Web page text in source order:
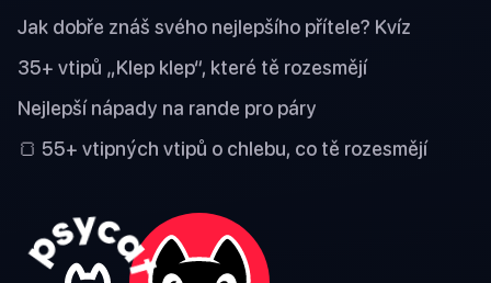
Jak dobře znáš svého nejlepšího přítele? Kvíz
35+ vtipů „Klep klep“, které tě rozesmějí
Nejlepší nápady na rande pro páry
🍞 55+ vtipných vtipů o chlebu, co tě rozesmějí